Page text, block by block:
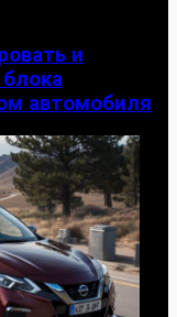
и
автомобиля